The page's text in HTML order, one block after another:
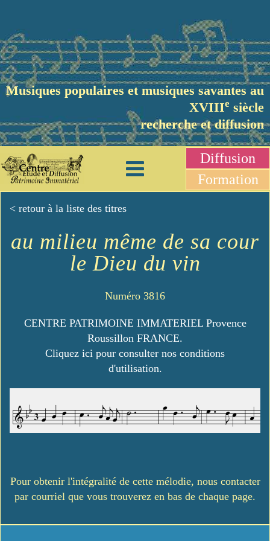
Musiques populaires et musiques savantes au
XVIIIe siècle
recherche et diffusion
Diffusion
Formation
< retour à la liste des titres
au milieu même de sa cour
le Dieu du vin
Numéro 3816
CENTRE PATRIMOINE IMMATERIEL Provence
Roussillon FRANCE.
Cliquez ici pour consulter nos conditions
d'utilisation.
Pour obtenir l'intégralité de cette mélodie, nous contacter
par courriel que vous trouverez en bas de chaque page.